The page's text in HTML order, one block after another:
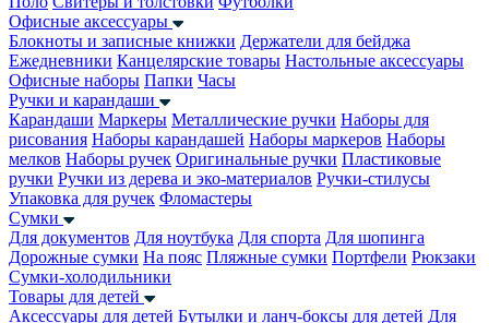
Офисные аксессуары
Блокноты и записные книжки Держатели для бейджа
Ежедневники Канцелярские товары Настольные аксессуары
Офисные наборы Папки Часы
Ручки и карандаши
Карандаши Маркеры Металлические ручки Наборы для
рисования Наборы карандашей Наборы маркеров Наборы
мелков Наборы ручек Оригинальные ручки Пластиковые
ручки Ручки из дерева и эко-материалов Ручки-стилусы
Упаковка для ручек Фломастеры
Сумки
Для документов Для ноутбука Для спорта Для шопинга
Дорожные сумки На пояс Пляжные сумки Портфели Рюкзаки
Сумки-холодильники
Товары для детей
Аксессуары для детей Бутылки и ланч-боксы для детей Для